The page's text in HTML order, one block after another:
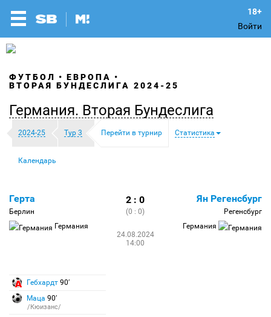
Войти
ФУТБОЛ
ЕВРОПА
ВТОРАЯ БУНДЕСЛИГА 2024-25
Германия. Вторая Бундеслига
2024-25 Тур 3 Перейти в турнир Статистика
Календарь
Герта
Берлин
Германия
2 : 0
(0 : 0)
24.08.2024
14:00
Ян Регенсбург
Регенсбург
Германия
Гебхардт 90′
Маца 90′
/Кюизанс/